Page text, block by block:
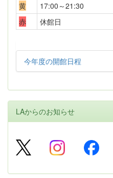
黄
17:00～21:30
赤
休館日
今年度の開館日程
LAからのお知らせ